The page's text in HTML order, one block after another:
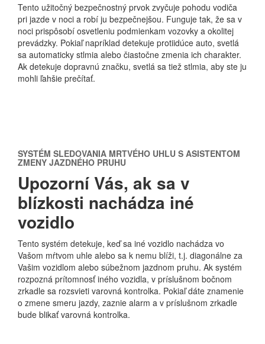
Tento užitočný bezpečnostný prvok zvyčuje pohodu vodiča
pri jazde v noci a robí ju bezpečnejšou. Funguje tak, že sa v
noci prispôsobí osvetleniu podmienkam vozovky a okolitej
prevádzky. Pokiaľ napríklad detekuje protiidúce auto, svetlá
sa automaticky stlmia alebo čiastočne zmenia ich charakter.
Ak detekuje dopravnú značku, svetlá sa tiež stlmia, aby ste ju
mohli ľahšie prečítať.
SYSTÉM SLEDOVANIA MRTVÉHO UHLU S ASISTENTOM
ZMENY JAZDNÉHO PRUHU
Upozorní Vás, ak sa v
blízkosti nachádza iné
vozidlo
Tento systém detekuje, keď sa iné vozidlo nachádza vo
Vašom mŕtvom uhle alebo sa k nemu blíži, t.j. diagonálne za
Vašim vozidlom alebo súbežnom jazdnom pruhu. Ak systém
rozpozná prítomnosť iného vozidla, v príslušnom bočnom
zrkadle sa rozsvieti varovná kontrolka. Pokiaľ dáte znamenie
o zmene smeru jazdy, zaznie alarm a v príslušnom zrkadle
bude blikať varovná kontrolka.